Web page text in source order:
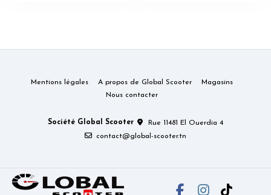
Mentions légales A propos de Global Scooter
Magasins
Nous contacter
Société Global Scooter
Rue 11481 El Ouerdia 4
contact@global-scooter.tn